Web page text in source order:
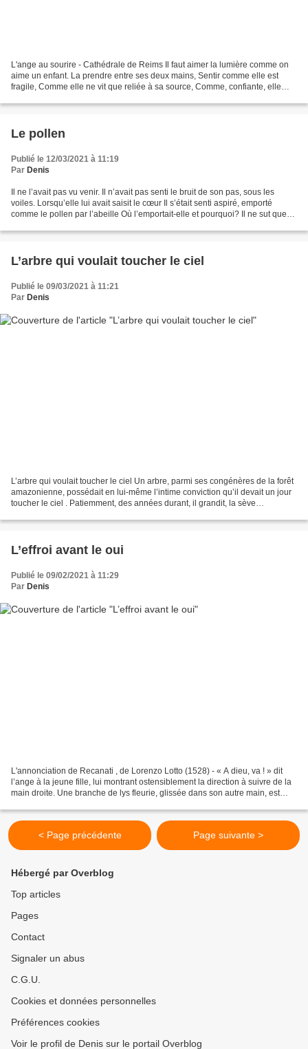
L'ange au sourire - Cathédrale de Reims Il faut aimer la lumière comme on
aime un enfant. La prendre entre ses deux mains, Sentir comme elle est
fragile, Comme elle ne vit que reliée à sa source, Comme, confiante, elle
Le pollen
Publié le 12/03/2021 à 11:19
Par Denis
Il ne l’avait pas vu venir. Il n’avait pas senti le bruit de son pas, sous les
voiles. Lorsqu’elle lui avait saisit le cœur Il s’était senti aspiré, emporté
comme le pollen par l’abeille Où l’emportait-elle et pourquoi? Il ne sut que
L’arbre qui voulait toucher le ciel
Publié le 09/03/2021 à 11:21
Par Denis
L’arbre qui voulait toucher le ciel Un arbre, parmi ses congénères de la forêt
amazonienne, possédait en lui-même l’intime conviction qu’il devait un jour
toucher le ciel . Patiemment, des années durant, il grandit, la sève
L’effroi avant le oui
Publié le 09/02/2021 à 11:29
Par Denis
L'annonciation de Recanati , de Lorenzo Lotto (1528) - « A dieu, va ! » dit
l’ange à la jeune fille, lui montrant ostensiblement la direction à suivre de la
main droite. Une branche de lys fleurie, glissée dans son autre main, est
< Page précédente Page suivante >
Hébergé par Overblog
Top articles
Pages
Contact
Signaler un abus
C.G.U.
Cookies et données personnelles
Préférences cookies
Voir le profil de Denis sur le portail Overblog